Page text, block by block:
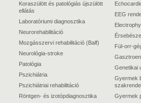
Koraszülött és patológiás újszülött
ellátás
Laboratóriumi diagnosztika
Neurorehabilitáció
Mozgásszervi rehabilitáció (Balf)
Neurológia-stroke
Patológia
Pszichiátria
Pszichiátriai rehabilitáció
Röntgen- és izotópdiagnosztika
EEG
Fül-orr-
Genetikai
Gyermek
Gyermek